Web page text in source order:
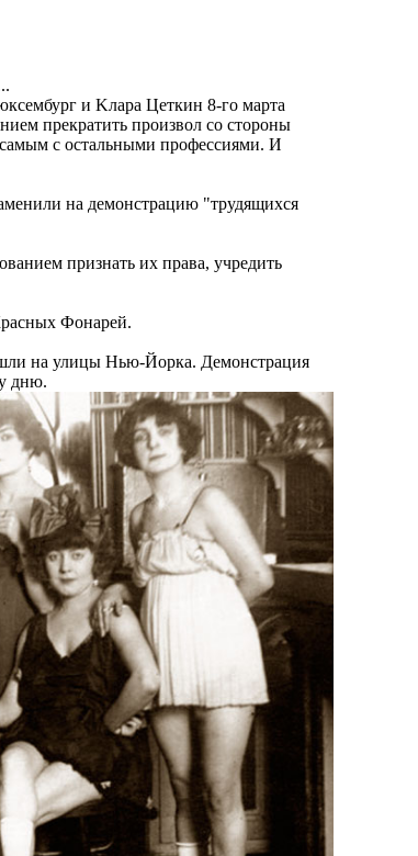
и Kлара Цеткин 8-го марта
прекратить произвол со стороны
с остальными профессиями. И
на демонстрацию "трудящихся
признать их права, учредить
Фонарей.
на улицы Нью-Йорка. Демонстрация
дню.